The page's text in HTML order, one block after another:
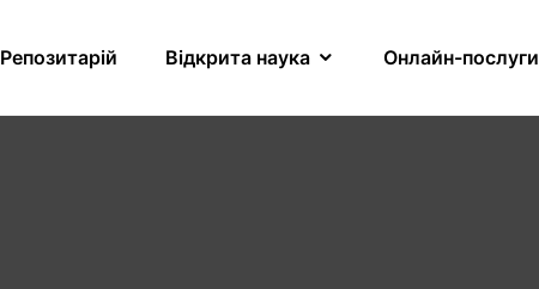
Репозитарій Відкрита наука Онлайн-послуги